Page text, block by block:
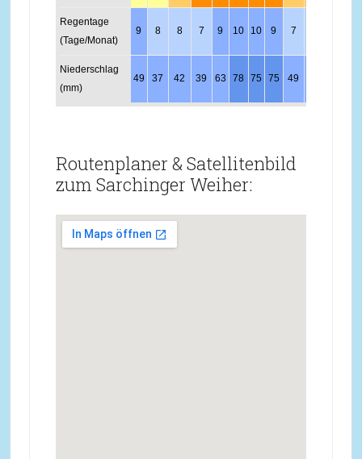
Regentage
(Tage/Monat)
9 8 8 7 9 10 10 9 7
Niederschlag
(mm)
49 37 42 39 63 78 75 75 49
Routenplaner & Satellitenbild
zum Sarchinger Weiher: